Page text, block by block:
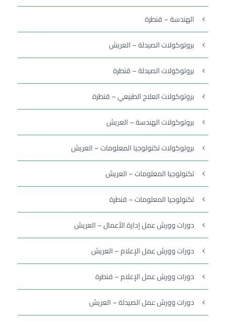
الهندسة – قنطرة
بروتوكولات الصيدلة – العريش
بروتوكولات الصيدلة – قنطرة
بروتوكولات العلاج الطبيعي – قنطرة
بروتوكولات الهندسة – العريش
بروتوكولات تكنولوجيا المعلومات – العريش
تكنولوجيا المعلومات – العريش
تكنولوجيا المعلومات – قنطرة
دورات وورش عمل إدارة الأعمال – العريش
دورات وورش عمل الإعلام – العريش
دورات وورش عمل الإعلام – قنطرة
دورات وورش عمل الصيدلة – العريش